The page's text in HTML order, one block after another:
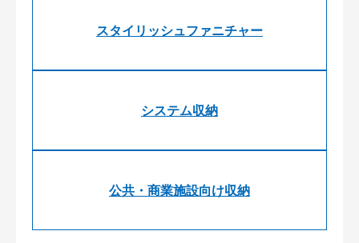
スタイリッシュファニチャー
システム収納
公共・商業施設向け収納